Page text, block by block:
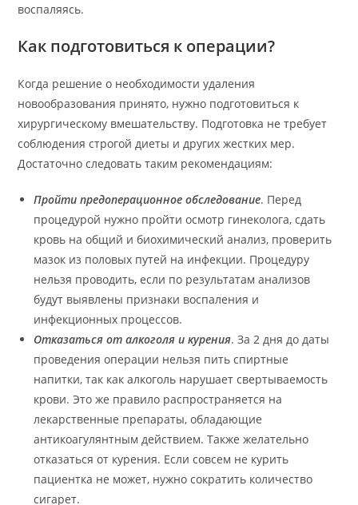
воспаляясь.
Как подготовиться к операции?
Когда решение о необходимости удаления
новообразования принято, нужно подготовиться к
хирургическому вмешательству. Подготовка не требует
соблюдения строгой диеты и других жестких мер.
Достаточно следовать таким рекомендациям:
Пройти предоперационное обследование. Перед
процедурой нужно пройти осмотр гинеколога, сдать
кровь на общий и биохимический анализ, проверить
мазок из половых путей на инфекции. Процедуру
нельзя проводить, если по результатам анализов
будут выявлены признаки воспаления и
инфекционных процессов.
Отказаться от алкоголя и курения. За 2 дня до даты
проведения операции нельзя пить спиртные
напитки, так как алкоголь нарушает свертываемость
крови. Это же правило распространяется на
лекарственные препараты, обладающие
антикоагулянтным действием. Также желательно
отказаться от курения. Если совсем не курить
пациентка не может, нужно сократить количество
сигарет.